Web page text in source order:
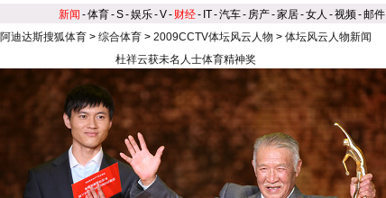
新闻 -体育-S-娱乐-V- 财经- IT-汽车- 房产-家居-女人 -视频-邮件
阿迪达斯搜狐体育 > 综合体育 > 2009CCTV体坛风云人物 > 体坛风云人物新闻
杜祥云获未名人士体育精神奖